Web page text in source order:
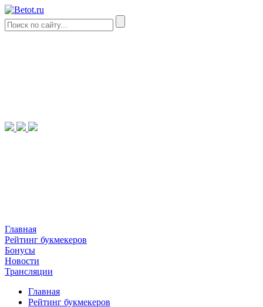
Главная
Рейтинг букмекеров
Бонусы
Новости
Трансляции
Главная
Рейтинг букмекеров